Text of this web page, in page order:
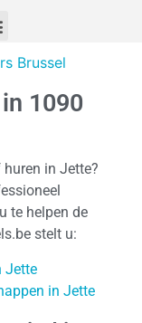
Brussel
1090
in Jette?
te helpen de
stelt u:
Jette
in Jette